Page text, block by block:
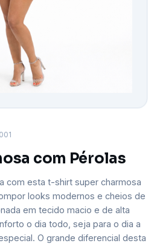
com Pérolas
com esta t-shirt super charmosa
looks modernos e cheios de
em tecido macio e de alta
o dia todo, seja para o dia a
O grande diferencial desta